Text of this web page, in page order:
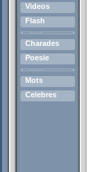
Videos
Flash
Charades
Poesie
Mots
Celebres